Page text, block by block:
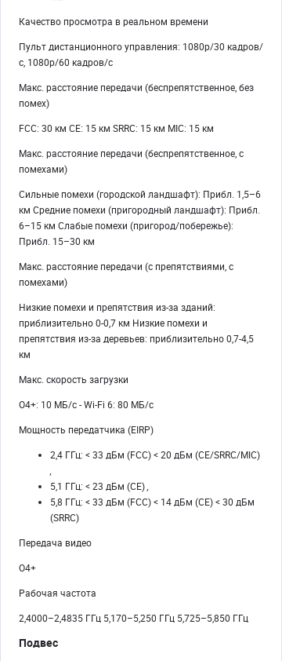
Качество просмотра в реальном времени
Пульт дистанционного управления: 1080p/30 кадров/
с, 1080p/60 кадров/с
Макс. расстояние передачи (беспрепятственное, без
помех)
FCC: 30 км CE: 15 км SRRC: 15 км MIC: 15 км
Макс. расстояние передачи (беспрепятственное, с
помехами)
Сильные помехи (городской ландшафт): Прибл. 1,5–6
км Средние помехи (пригородный ландшафт): Прибл.
6–15 км Слабые помехи (пригород/побережье):
Прибл. 15–30 км
Макс. расстояние передачи (с препятствиями, с
помехами)
Низкие помехи и препятствия из-за зданий:
приблизительно 0-0,7 км Низкие помехи и
препятствия из-за деревьев: приблизительно 0,7-4,5
км
Макс. скорость загрузки
O4+: 10 МБ/с - Wi-Fi 6: 80 МБ/с
Мощность передатчика (EIRP)
2,4 ГГц: < 33 дБм (FCC) < 20 дБм (CE/SRRC/MIC)
,
5,1 ГГц: < 23 дБм (CE),
5,8 ГГц: < 33 дБм (FCC) < 14 дБм (CE) < 30 дБм
(SRRC)
Передача видео
О4+
Рабочая частота
2,4000–2,4835 ГГц 5,170–5,250 ГГц 5,725–5,850 ГГц
Подвес